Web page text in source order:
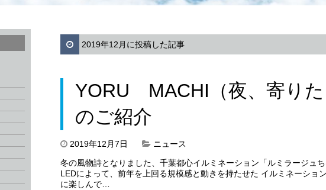
2019年12月に投稿した記事
YORU MACHI（夜、寄りた
のご紹介
2019年12月7日
ニュース
冬の風物詩となりました、千葉都心イルミネーション「ルミラージュ
LEDによって、前年を上回る規模感と動きを持たせた イルミネーショ
に楽しんで…